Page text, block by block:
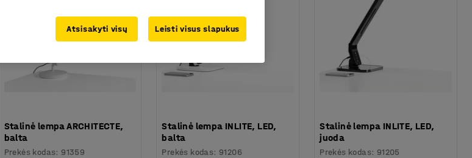
Stalinė lempa ARCHITECTE,
balta
Prekės kodas: 91359
Stalinė lempa INLITE, LED,
balta
Prekės kodas: 91206
Stalinė lempa INLITE, LED,
juoda
Prekės kodas: 91205
Atsisakyti visų Leisti visus slapukus